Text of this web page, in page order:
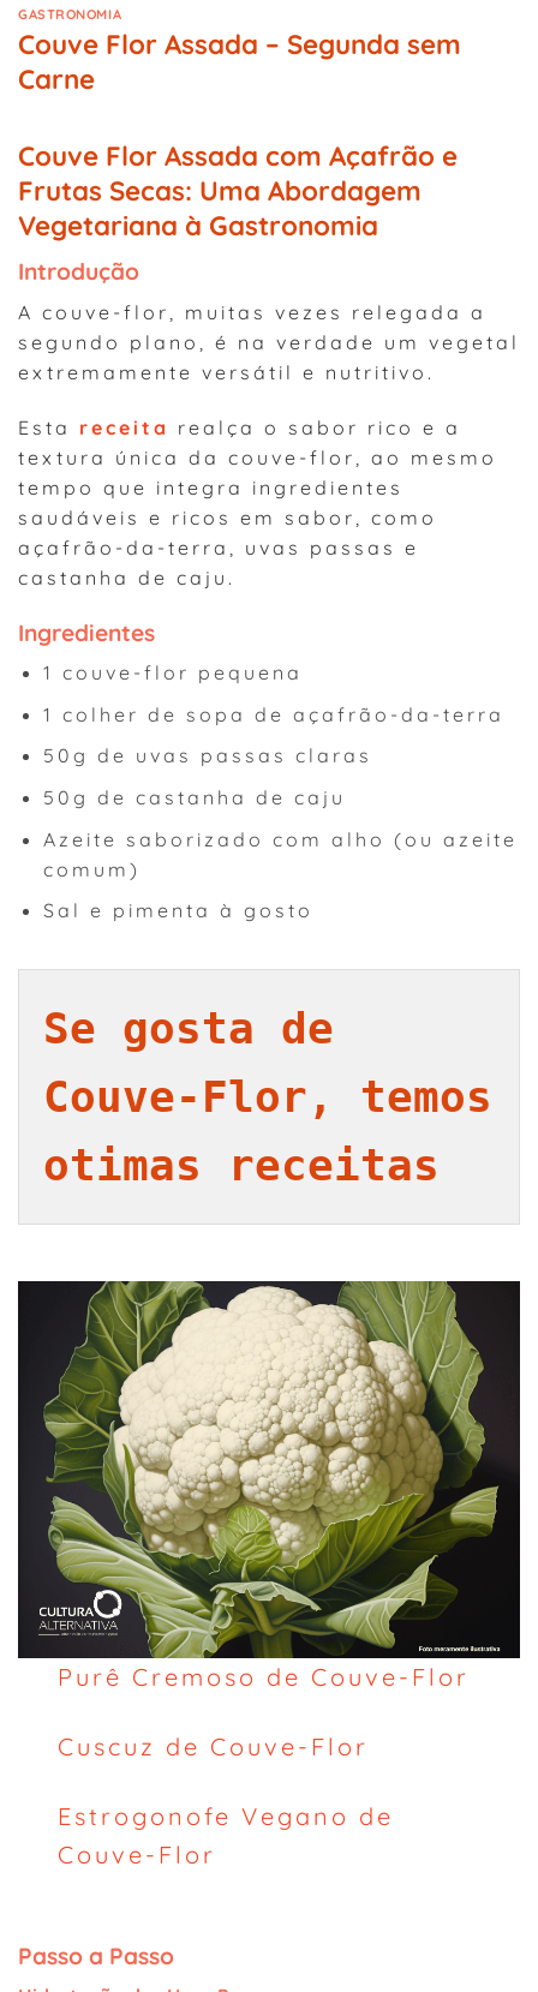
GASTRONOMIA
Couve Flor Assada – Segunda sem
Carne
Couve Flor Assada com Açafrão e
Frutas Secas: Uma Abordagem
Vegetariana à Gastronomia
Introdução
A couve-flor, muitas vezes relegada a
segundo plano, é na verdade um vegetal
extremamente versátil e nutritivo.
Esta receita realça o sabor rico e a
textura única da couve-flor, ao mesmo
tempo que integra ingredientes
saudáveis e ricos em sabor, como
açafrão-da-terra, uvas passas e
castanha de caju.
Ingredientes
1 couve-flor pequena
1 colher de sopa de açafrão-da-terra
50g de uvas passas claras
50g de castanha de caju
Azeite saborizado com alho (ou azeite
comum)
Sal e pimenta à gosto
Se gosta de
Couve-Flor, temos
otimas receitas
Purê Cremoso de Couve-Flor
Cuscuz de Couve-Flor
Estrogonofe Vegano de
Couve-Flor
Passo a Passo